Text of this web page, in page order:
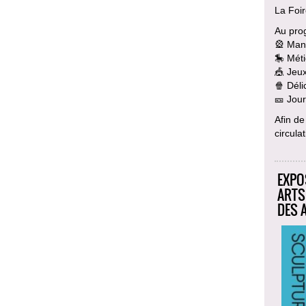
La
Au
🎡
🎠
🎪
🍿
🎫
Afin
DES